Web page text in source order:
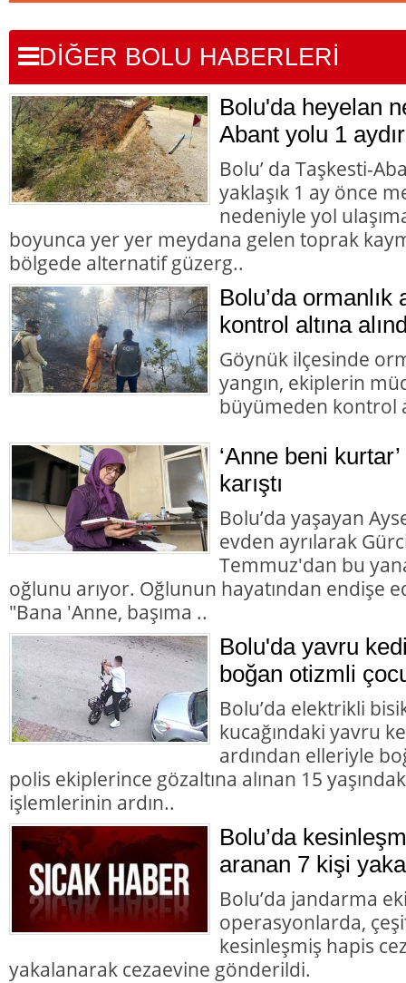
DİĞER BOLU HABERLERİ
Bolu'da heyelan
Abant yolu 1
Bolu’ da Taşkesti-
yaklaşık 1 ay önce
nedeniyle yol
boyunca yer yer meydana gelen toprak
bölgede alternatif güzerg..
Bolu’da ormanlık
kontrol altına
Göynük ilçesinde
yangın, ekiplerin
büyümeden kontrol
‘Anne beni
karıştı
Bolu’da yaşayan
evden ayrılarak
Temmuz'dan bu
oğlunu arıyor. Oğlunun hayatından endişe
"Bana 'Anne, başıma ..
Bolu'da yavru
boğan otizmli
Bolu’da elektrikli
kucağındaki yavru
ardından elleriyle
polis ekiplerince gözaltına alınan 15
işlemlerinin ardın..
Bolu’da
aranan 7 kişi
Bolu’da jandarma
operasyonlarda,
kesinleşmiş hapis
yakalanarak cezaevine gönderildi.